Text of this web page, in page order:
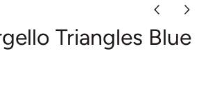
Triangles Blue